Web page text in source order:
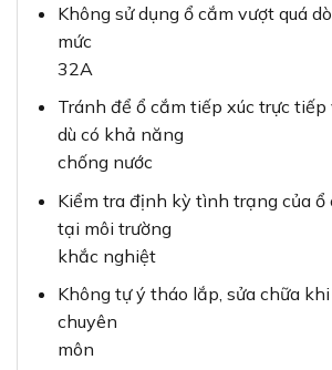
Không sử dụng ổ cắm vượt quá
mức
32A
Tránh để ổ cắm tiếp xúc trực tiếp
dù có khả năng
chống nước
Kiểm tra định kỳ tình trạng của ổ
tại môi trường
khắc nghiệt
Không tự ý tháo lắp, sửa chữa
chuyên
môn